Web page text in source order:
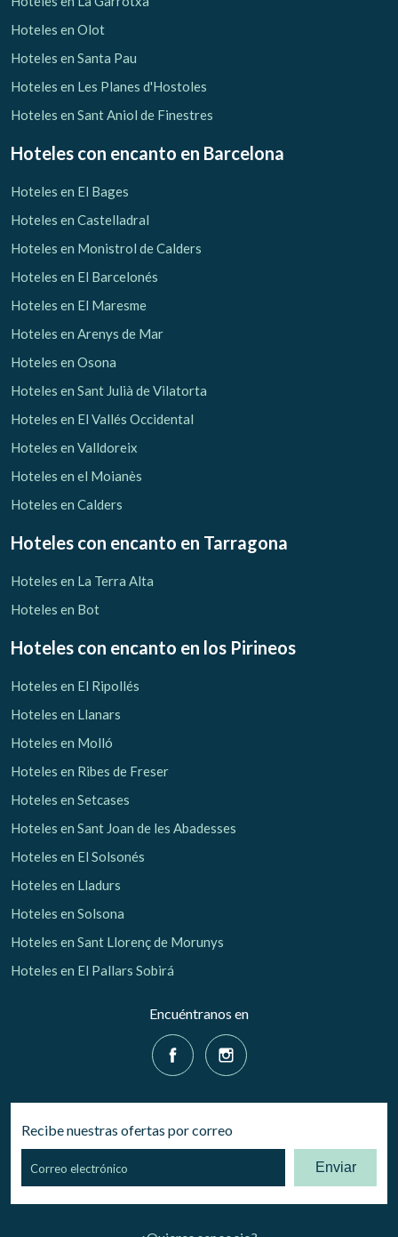
Verificar localizador
Hoteles en Olot
Hoteles en Santa Pau
Hoteles en Les Planes d'Hostoles
Hoteles en Sant Aniol de Finestres
Hoteles con encanto en Barcelona
Hoteles en El Bages
Hoteles en Castelladral
Hoteles en Monistrol de Calders
Hoteles en El Barcelonés
Hoteles en El Maresme
Hoteles en Arenys de Mar
Hoteles en Osona
Hoteles en Sant Julià de Vilatorta
Hoteles en El Vallés Occidental
Hoteles en Valldoreix
Hoteles en el Moianès
Hoteles en Calders
Hoteles con encanto en Tarragona
Hoteles en La Terra Alta
Hoteles en Bot
Hoteles con encanto en los Pirineos
Hoteles en El Ripollés
Hoteles en Llanars
Hoteles en Molló
Hoteles en Ribes de Freser
Hoteles en Setcases
Hoteles en Sant Joan de les Abadesses
Hoteles en El Solsonés
Hoteles en Lladurs
Hoteles en Solsona
Hoteles en Sant Llorenç de Morunys
Hoteles en El Pallars Sobirá
Encuéntranos en
Recibe nuestras ofertas por correo
Enviar